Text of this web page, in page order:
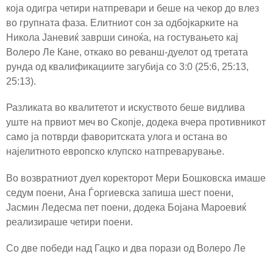
која одигра четири натпревари и беше на чекор до влез
во групната фаза. Елитниот сон за одбојкарките на
Никола Јаневиќ заврши синоќа, на гостувањето кај
Волеро Ле Кане, откако во реванш-дуелот од третата
рунда од квалификациите загубија со 3:0 (25:6, 25:13,
25:13).
Разликата во квалитетот и искуството беше видлива
уште на првиот меч во Скопје, додека вчера противникот
само ја потврди фаворитската улога и остана во
најелитното европско клупско натпреварување.
Во возвратниот дуел коректорот Мери Бошковска имаше
седум поени, Ана Ѓоргиевска запиша шест поени,
Јасмин Ледесма пет поени, додека Бојана Мароевиќ
реализираше четири поени.
Со две победи над Гацко и два порази од Волеро Ле